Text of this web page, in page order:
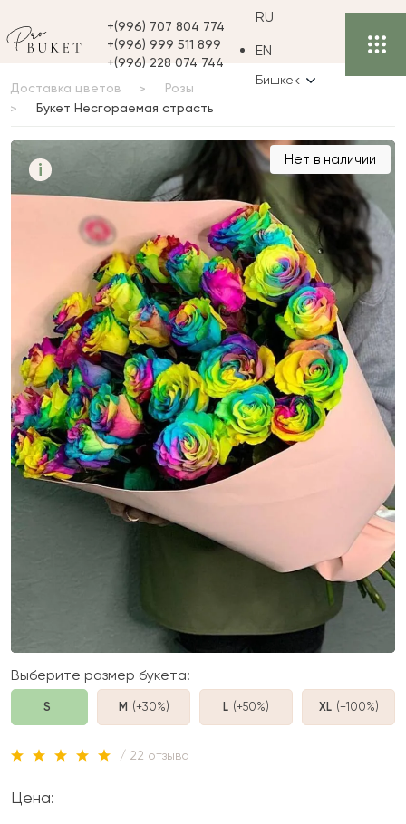
+(996) 707 804 774
+(996) 999 511 899
+(996) 228 074 744
RU
EN
Бишкек
Доставка цветов
Розы
Букет Несгораемая страсть
i
Несгораемая
Нет в наличии
Выберите размер букета:
S M (+30%) L (+50%) XL (+100%)
/ 22 отзыва
Цена: